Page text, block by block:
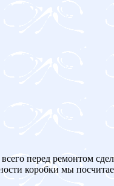
перед ремонтом
коробки мы